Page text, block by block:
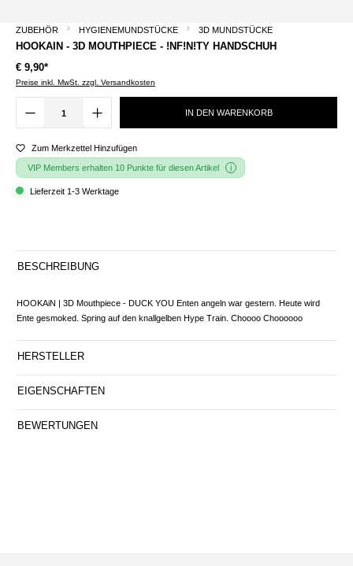
ZUBEHÖR HYGIENEMUNDSTÜCKE 3D MUNDSTÜCKE
HOOKAIN - 3D MOUTHPIECE - !NF!N!TY HANDSCHUH
€ 9,90*
Preise inkl. MwSt. zzgl. Versandkosten
IN DEN WARENKORB
Zum Merkzettel Hinzufügen
VIP Members erhalten 10 Punkte für diesen Artikel
Lieferzeit 1-3 Werktage
BESCHREIBUNG
HOOKAiN | 3D Mouthpiece - DUCK YOU Enten angeln war gestern. Heute wird
Ente gesmoked. Spring auf den knallgelben Hype Train. Choooo Choooooo
HERSTELLER
EIGENSCHAFTEN
BEWERTUNGEN